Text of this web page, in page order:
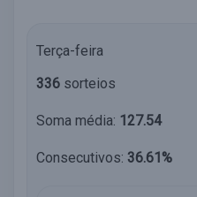
Terça-feira
336 sorteios
Soma média: 127.54
Consecutivos: 36.61%